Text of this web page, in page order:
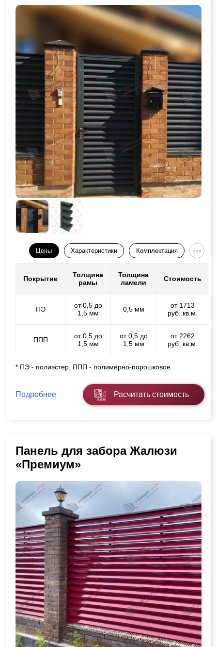
Цены Характеристики Комплектация
Покрытие
Толщина
рамы
Толщина
ламели
Стоимость
ПЭ
от 0,5 до
1,5 мм
0,5 мм
от 1713
руб. кв.м.
ППП
от 0,5 до
1,5 мм
от 0,5 до
1,5 мм
от 2262
руб. кв.м.
* ПЭ - полиэстер, ППП - полимерно-порошковое
Подробнее Расчитать стоимость
Панель для забора Жалюзи
«Премиум»